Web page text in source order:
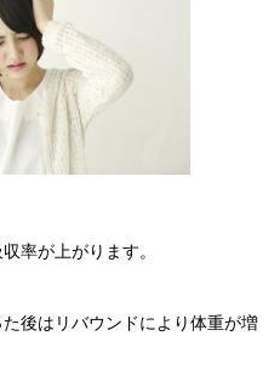
率が上がります。
後はリバウンドにより体重が増